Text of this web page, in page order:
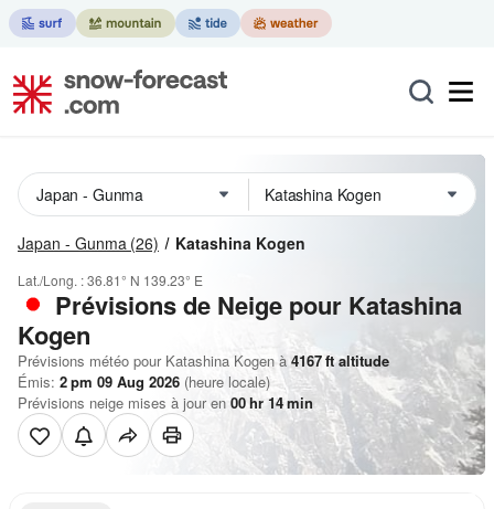
Japan - Gunma (26) Katashina Kogen
Lat./Long. :36.81° N 139.23° E
Prévisions de Neige pour Katashina
Kogen
Prévisions météo pour Katashina Kogen à 4167ftaltitude
Émis: 2 pm 09 Aug 2026 (heure locale)
Prévisions neige mises à jour en 00hr 14min